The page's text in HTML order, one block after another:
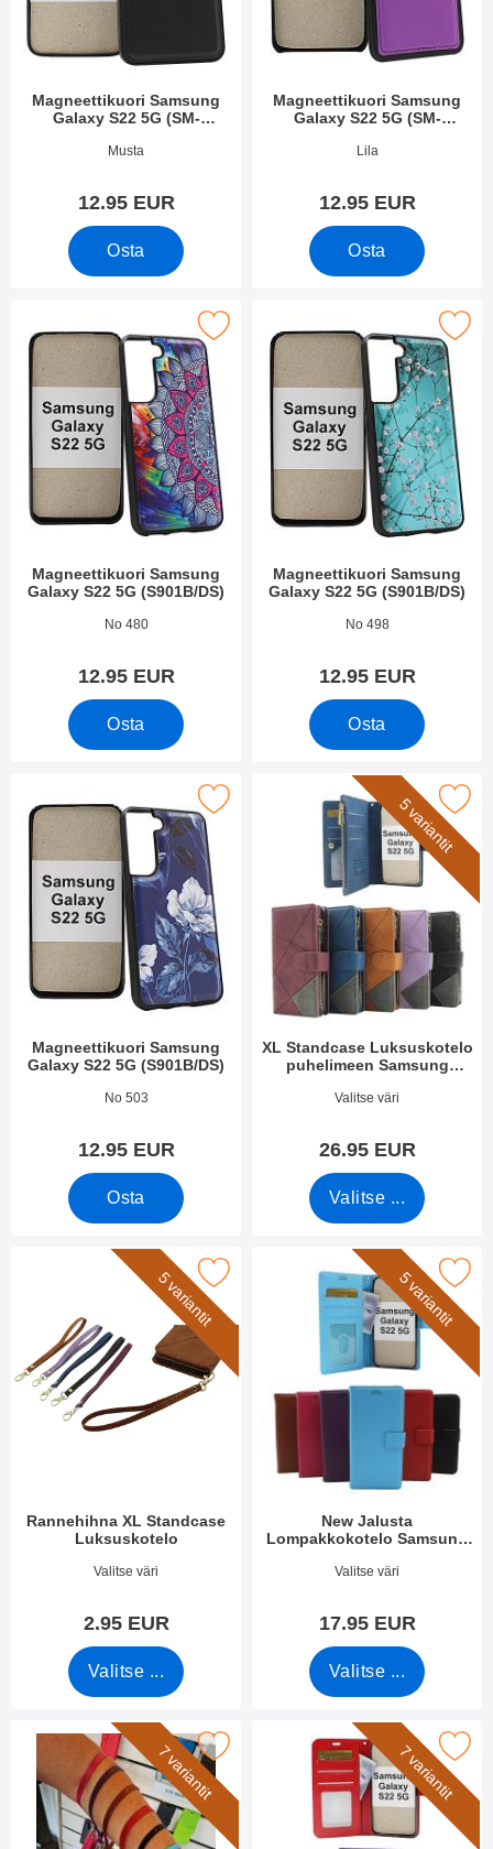
Magneettikuori Samsung
Galaxy S22 5G (SM-
Tuote.nro 43311
Musta
12.95 EUR
Osta
Magneettikuori Samsung
Galaxy S22 5G (SM-
Tuote.nro 43312
Lila
12.95 EUR
Osta
Magneettikuori Samsung
Galaxy S22 5G (S901B/DS)
Tuote.nro 47420
No 480
12.95 EUR
Osta
Samsung Galaxy S22 5G (S901B/DS)
Magneettikuori Samsung
Galaxy S22 5G (S901B/DS)
Tuote.nro 47422
No 498
12.95 EUR
Osta
Merkitse magneettikuori Samsung
Magneettikuori Samsung
Galaxy S22 5G (S901B/DS)
Tuote.nro 47421
No 503
12.95 EUR
Osta
Samsung Galaxy S22 5G (S901B/DS)5 variantit
XL Standcase Luksuskotelo
puhelimeen Samsung
Tuote.nro 43080
Valitse väri
26.95 EUR
Valitse ...
Merkitse xL Standcase Luksuskotelo
5 variantit
Rannehihna XL Standcase
Luksuskotelo
Tuote.nro 50276
Valitse väri
2.95 EUR
Valitse ...
rannehihna XL Standcase Luksuskotelo suosikiksi
5 variantit
New Jalusta
Lompakkokotelo Samsung
Tuote.nro 43330
Valitse väri
17.95 EUR
Valitse ...
Merkitse new Jalusta Lompakkokotelo
7 variantit
rannehihna New Standcase Walletiin suosikiksi
7 variantit
Merkitse crazy Horse Lompakko